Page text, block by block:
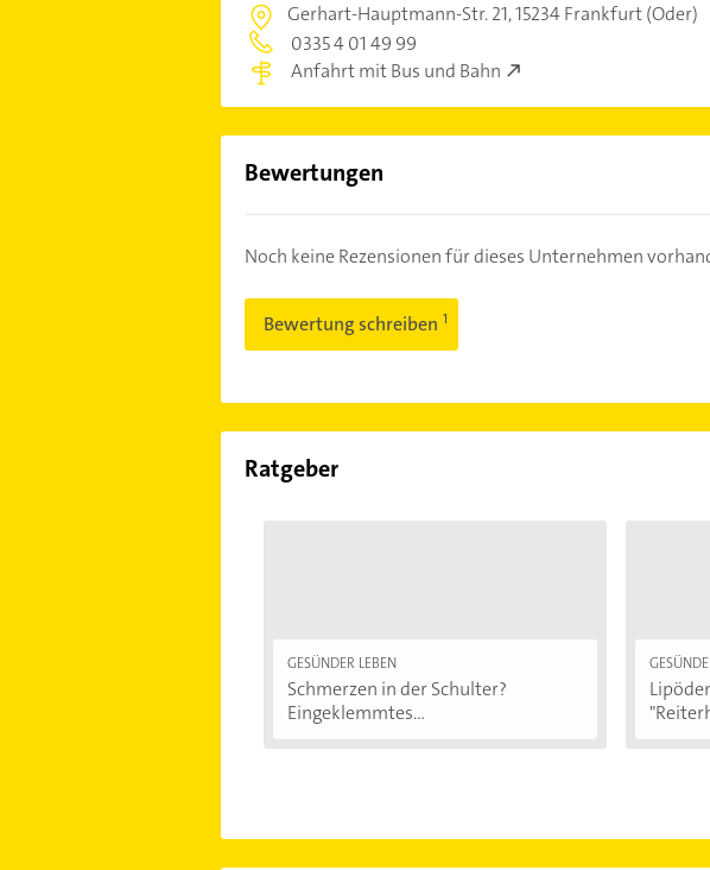
Gerhart-Hauptmann-Str. 21,15234 Frankfurt (Oder)
0335 4 01 49 99
Anfahrt mit Bus und Bahn
Bewertungen
Noch keine Rezensionen für dieses Unternehmen
Bewertung schreiben
Ratgeber
GESÜNDER LEBEN
Schmerzen in der Schulter?
Eingeklemmtes...